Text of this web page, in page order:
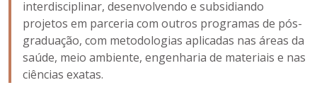
interdisciplinar, desenvolvendo e subsidiando
projetos em parceria com outros programas de pós-
graduação, com metodologias aplicadas nas áreas da
saúde, meio ambiente, engenharia de materiais e nas
ciências exatas.